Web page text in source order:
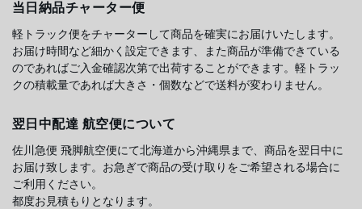
当日納品チャーター便
軽トラック便をチャーターして商品を確実にお届けいたします。
お届け時間など細かく設定できます、また商品が準備できている
のであればご入金確認次第で出荷することができます。軽トラッ
クの積載量であれば大きさ・個数などで送料が変わりません。
翌日中配達 航空便について
佐川急便 飛脚航空便にて北海道から沖縄県まで、商品を翌日中に
お届け致します。お急ぎで商品の受け取りをご希望される場合に
ご利用ください。
都度お見積もりとなります。